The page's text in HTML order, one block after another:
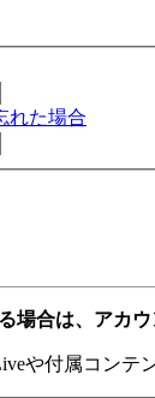
れた場合
場合は、アカウ
や付属コンテ